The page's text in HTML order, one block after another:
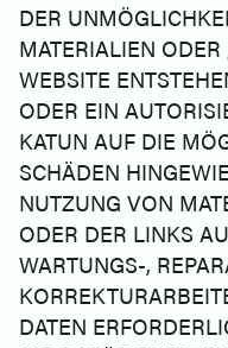
DER
MATERIALIEN ODER
WEBSITE
ODER EIN
KATUN AUF DIE
SCHÄDEN
NUTZUNG VON
ODER DER LINKS
WARTUNGS-,
DATEN